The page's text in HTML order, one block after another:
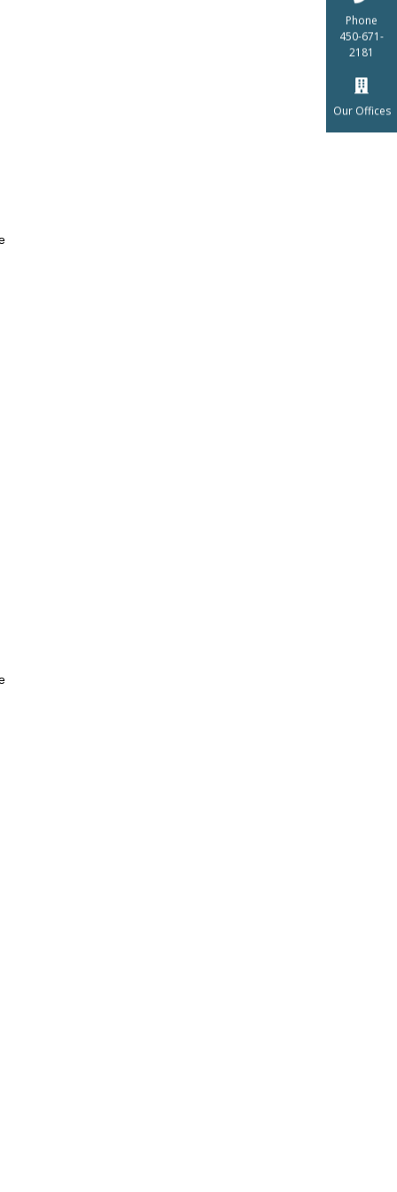
Phone
450-671-
2181
Our Offices